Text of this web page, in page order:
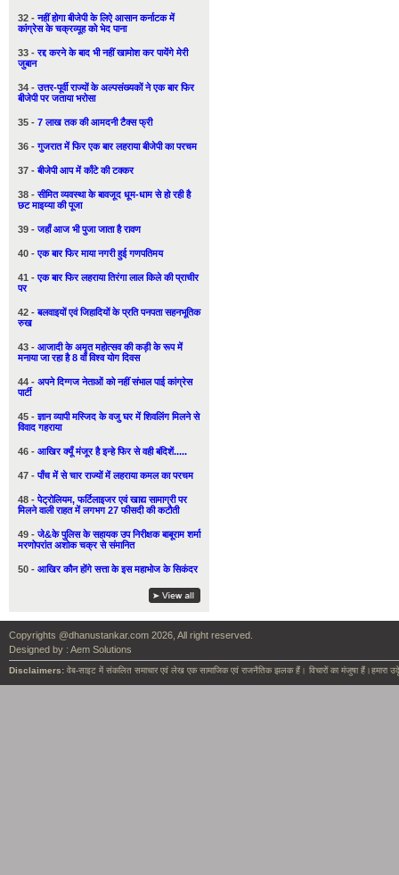
32 -नहीं होगा बीजेपी के लिऐ आसान कर्नाटक में
कांग्रेस के चक्रव्यूह को भेद पाना
33 -रद्द करने के बाद भी नहीं खामोश कर पायेंगे मेरी
जुबान
34 -उत्तर-पूर्वी राज्यों के अल्पसंख्यकों ने एक बार फिर
बीजेपी पर जताया भरोसा
35 - 7 लाख तक की आमदनी टैक्स फ्री
36 -गुजरात में फिर एक बार लहराया बीजेपी का परचम
37 -बीजेपी आप में काँटे की टक्कर
38 -सीमित व्यवस्था के बावजूद धूम-धाम से हो रही है
छट माइय्या की पूजा
39 -जहाँ आज भी पुजा जाता है रावण
40 -एक बार फिर माया नगरी हुई गणपतिमय
41 -एक बार फिर लहराया तिरंगा लाल किले की प्राचीर
पर
42 -बलवाइयों एवं जिहादियों के प्रति पनपता सहनभूतिक
रुख
43 - आजादी के अमृत महोत्सव की कड़ी के रूप में
मनाया जा रहा है 8 वाँ विश्व योग दिवस
44 - अपने दिग्गज नेताओं को नहीं संभाल पाई कांग्रेस
पार्टी
45 -ज्ञान व्यापी मस्जिद के वजु घर में शिवलिंग मिलने से
विवाद गहराया
46 - आखिर क्यूँ मंजूर है इन्हे फिर से वही बंदिशें.....
47 -पाँच में से चार राज्यों में लहराया कमल का परचम
48 -पेट्रोलियम, फर्टिलाइजर एवं खाद्य सामाग्री पर
मिलने वाली राहत में लगभग 27 फीसदी की कटौती
49 -जे&के पुलिस के सहायक उप निरीक्षक बाबूराम शर्मा
मरणोपरांत अशोक चक्र से संमानित
50 - आखिर कौन होंगे सत्ता के इस महाभोज के सिकंदर
Copyrights @dhanustankar.com 2026, All right reserved.
Designed by : Aem Solutions
Disclaimers: वेब-साइट में संकलित समाचार एवं लेख एक सामाजिक एवं राजनैतिक झलक हैं। विचारों का मंजुषा हैं।हमारा